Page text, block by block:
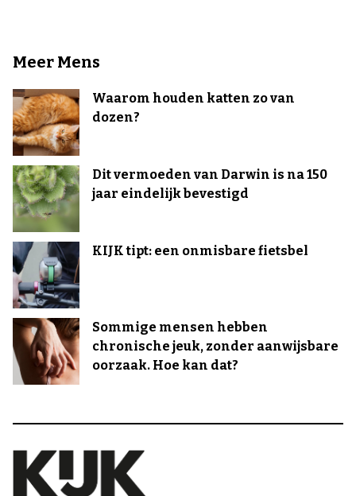
Meer Mens
Waarom houden katten zo van
dozen?
Dit vermoeden van Darwin is na 150
jaar eindelijk bevestigd
KIJK tipt: een onmisbare fietsbel
Sommige mensen hebben
chronische jeuk, zonder aanwijsbare
oorzaak. Hoe kan dat?